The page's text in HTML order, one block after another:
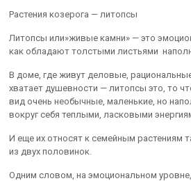
Растения козерога — литопсы
Литопсы или»живые камни» — это
как обладают толстыми листьями
В доме, где живут деловые,
хватает душевности — литопсы это, то
вид очень необычные, маленькие, но
вокруг себя теплыми, ласковыми
И еще их относят к семейным растениям
из двух половинок.
Одним словом, на эмоциональном